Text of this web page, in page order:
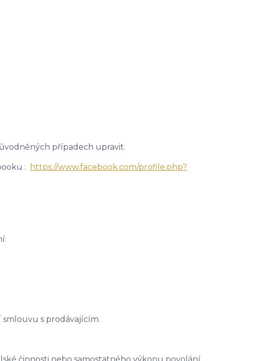
případech upravit.
:
https://www.facebook.com/profile.php?
smlouvu s prodávajícím.